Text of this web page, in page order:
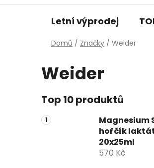
Letní výprodej
Domů / Značky / Weider
Weider
P
o
s
Top 10 produktů
Magnesium
hořčík
20x25ml
570 Kč